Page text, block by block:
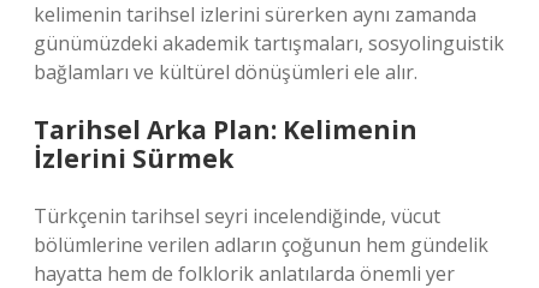
kelimenin tarihsel izlerini sürerken aynı zamanda
günümüzdeki akademik tartışmaları, sosyolinguistik
bağlamları ve kültürel dönüşümleri ele alır.
Tarihsel Arka Plan: Kelimenin
İzlerini Sürmek
Türkçenin tarihsel seyri incelendiğinde, vücut
bölümlerine verilen adların çoğunun hem gündelik
hayatta hem de folklorik anlatılarda önemli yer